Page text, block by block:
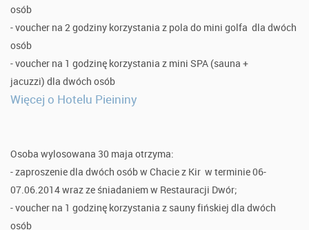
osób
- voucher na 2 godziny korzystania z pola do mini golfa dla dwóch
osób
- voucher na 1 godzinę korzystania z mini SPA (sauna +
jacuzzi) dla dwóch osób
Więcej o Hotelu Pieininy
Osoba wylosowana 30 maja otrzyma:
- zaproszenie dla dwóch osób w Chacie z Kir w terminie 06-
07.06.2014 wraz ze śniadaniem w Restauracji Dwór;
- voucher na 1 godzinę korzystania z sauny fińskiej dla dwóch
osób